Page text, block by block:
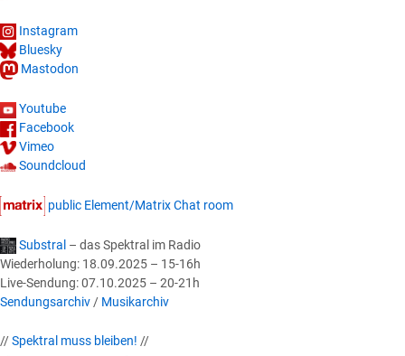
Instagram
Bluesky
Mastodon
Youtube
Facebook
Vimeo
Soundcloud
public Element/Matrix Chat room
Substral – das Spektral im Radio
Wiederholung: 18.09.2025 – 15-16h
Live-Sendung: 07.10.2025 – 20-21h
Sendungsarchiv / Musikarchiv
//Spektral muss bleiben! //